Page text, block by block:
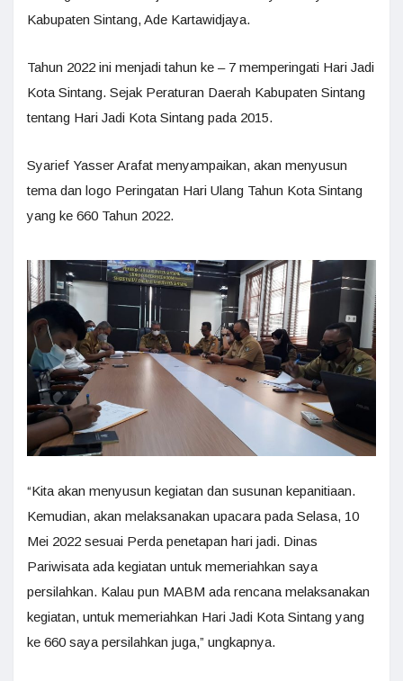
Kabupaten Sintang, Ade Kartawidjaya.
Tahun 2022 ini menjadi tahun ke – 7 memperingati Hari Jadi
Kota Sintang. Sejak Peraturan Daerah Kabupaten Sintang
tentang Hari Jadi Kota Sintang pada 2015.
Syarief Yasser Arafat menyampaikan, akan menyusun
tema dan logo Peringatan Hari Ulang Tahun Kota Sintang
yang ke 660 Tahun 2022.
“Kita akan menyusun kegiatan dan susunan kepanitiaan.
Kemudian, akan melaksanakan upacara pada Selasa, 10
Mei 2022 sesuai Perda penetapan hari jadi. Dinas
Pariwisata ada kegiatan untuk memeriahkan saya
persilahkan. Kalau pun MABM ada rencana melaksanakan
kegiatan, untuk memeriahkan Hari Jadi Kota Sintang yang
ke 660 saya persilahkan juga,” ungkapnya.